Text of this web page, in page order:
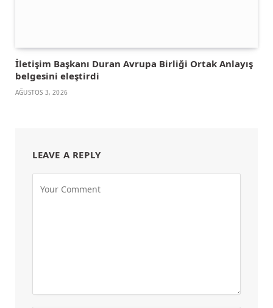
İletişim Başkanı Duran Avrupa Birliği Ortak Anlayış
belgesini eleştirdi
AĞUSTOS 3, 2026
LEAVE A REPLY